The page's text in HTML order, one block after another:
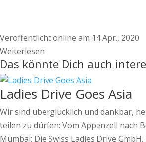
Veröffentlicht online am 14 Apr., 2020
Weiterlesen
Das könnte Dich auch
Ladies Drive Goes Asia
Wir sind überglücklich und dankbar,
teilen zu dürfen: Vom Appenzell nach
Mumbai: Die Swiss Ladies Drive